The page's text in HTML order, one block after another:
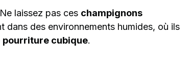
laissez pas ces champignons
dans des environnements humides, où ils
pourriture cubique.